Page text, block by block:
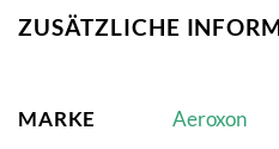
ZUSÄTZLICHE
MARKE Aeroxon